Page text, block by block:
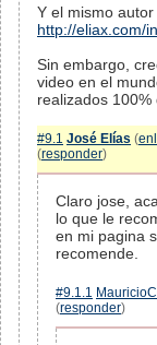
Y el mismo
http://eliax.com/
Sin embargo,
video en el
realizados
#9.1 José Elías (
(responder)
Claro jose,
lo que le
en mi pagina
recomende.
#9.1.1
(responder)